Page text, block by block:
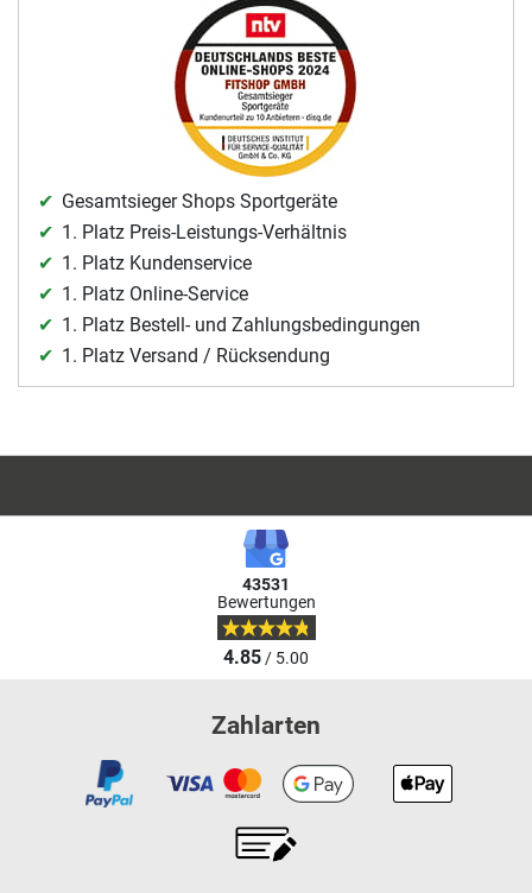
Gesamtsieger Shops Sportgeräte
1. Platz Preis-Leistungs-Verhältnis
1. Platz Kundenservice
1. Platz Online-Service
1. Platz Bestell- und Zahlungsbedingungen
1. Platz Versand / Rücksendung
43531
Bewertungen
4.85/ 5.00
Zahlarten